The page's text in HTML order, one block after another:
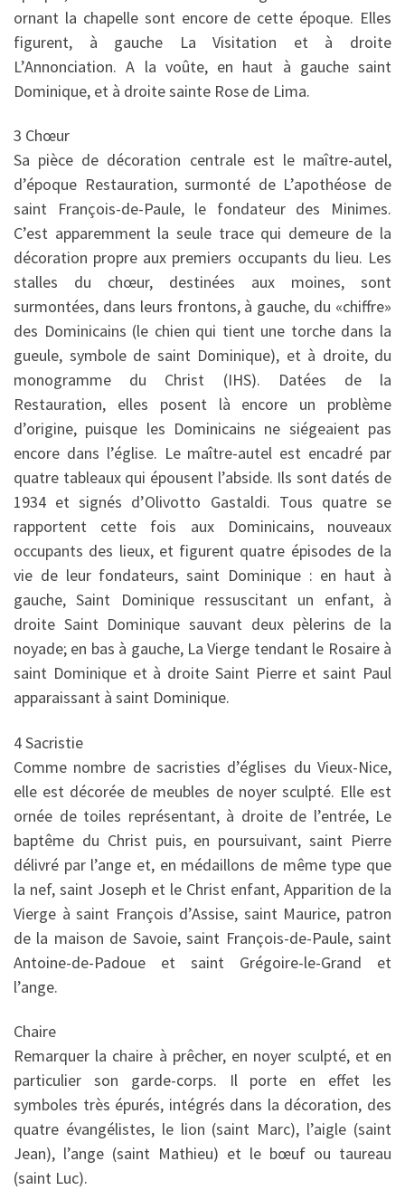
ornant la chapelle sont encore de cette époque. Elles
figurent, à gauche La Visitation et à droite
L’Annonciation. A la voûte, en haut à gauche saint
Dominique, et à droite sainte Rose de Lima.
3 Chœur
Sa pièce de décoration centrale est le maître-autel,
d’époque Restauration, surmonté de L’apothéose de
saint François-de-Paule, le fondateur des Minimes.
C’est apparemment la seule trace qui demeure de la
décoration propre aux premiers occupants du lieu. Les
stalles du chœur, destinées aux moines, sont
surmontées, dans leurs frontons, à gauche, du «chiffre»
des Dominicains (le chien qui tient une torche dans la
gueule, symbole de saint Dominique), et à droite, du
monogramme du Christ (IHS). Datées de la
Restauration, elles posent là encore un problème
d’origine, puisque les Dominicains ne siégeaient pas
encore dans l’église. Le maître-autel est encadré par
quatre tableaux qui épousent l’abside. Ils sont datés de
1934 et signés d’Olivotto Gastaldi. Tous quatre se
rapportent cette fois aux Dominicains, nouveaux
occupants des lieux, et figurent quatre épisodes de la
vie de leur fondateurs, saint Dominique : en haut à
gauche, Saint Dominique ressuscitant un enfant, à
droite Saint Dominique sauvant deux pèlerins de la
noyade; en bas à gauche, La Vierge tendant le Rosaire à
saint Dominique et à droite Saint Pierre et saint Paul
apparaissant à saint Dominique.
4 Sacristie
Comme nombre de sacristies d’églises du Vieux-Nice,
elle est décorée de meubles de noyer sculpté. Elle est
ornée de toiles représentant, à droite de l’entrée, Le
baptême du Christ puis, en poursuivant, saint Pierre
délivré par l’ange et, en médaillons de même type que
la nef, saint Joseph et le Christ enfant, Apparition de la
Vierge à saint François d’Assise, saint Maurice, patron
de la maison de Savoie, saint François-de-Paule, saint
Antoine-de-Padoue et saint Grégoire-le-Grand et
l’ange.
Chaire
Remarquer la chaire à prêcher, en noyer sculpté, et en
particulier son garde-corps. Il porte en effet les
symboles très épurés, intégrés dans la décoration, des
quatre évangélistes, le lion (saint Marc), l’aigle (saint
Jean), l’ange (saint Mathieu) et le bœuf ou taureau
(saint Luc).